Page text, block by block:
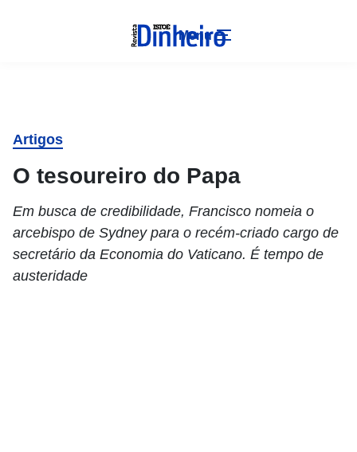
Menu
Artigos
O tesoureiro do Papa
Em busca de credibilidade, Francisco nomeia o
arcebispo de Sydney para o recém-criado cargo de
secretário da Economia do Vaticano. É tempo de
austeridade